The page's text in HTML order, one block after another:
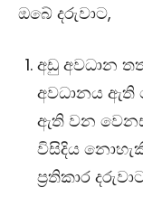
ඔබේ දරුවාට,
අඩු අවධාන
අවධානය ඇති
ඇති වන
විසිදිය
ප්‍රතිකාර